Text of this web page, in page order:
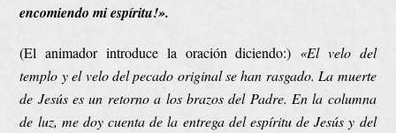
encomiendo mi espíritu!».
(El animador introduce la oración diciendo:) «El velo del
templo y el velo del pecado original se han rasgado. La muerte
de Jesús es un retorno a los brazos del Padre. En la columna
de luz, me doy cuenta de la entrega del espíritu de Jesús y del